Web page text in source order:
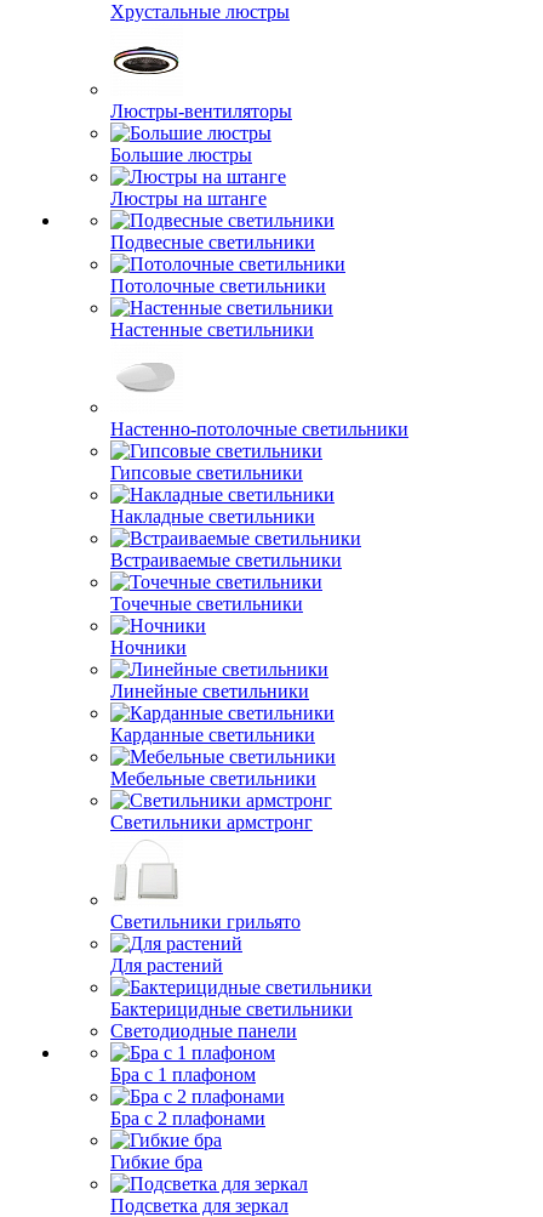
Хрустальные люстры
Люстры-вентиляторы
Большие люстры
Люстры на штанге
Подвесные светильники
Потолочные светильники
Настенные светильники
Настенно-потолочные светильники
Гипсовые светильники
Накладные светильники
Встраиваемые светильники
Точечные светильники
Ночники
Линейные светильники
Карданные светильники
Мебельные светильники
Светильники армстронг
Светильники грильято
Для растений
Бактерицидные светильники
Светодиодные панели
Бра с 1 плафоном
Бра с 2 плафонами
Гибкие бра
Подсветка для зеркал